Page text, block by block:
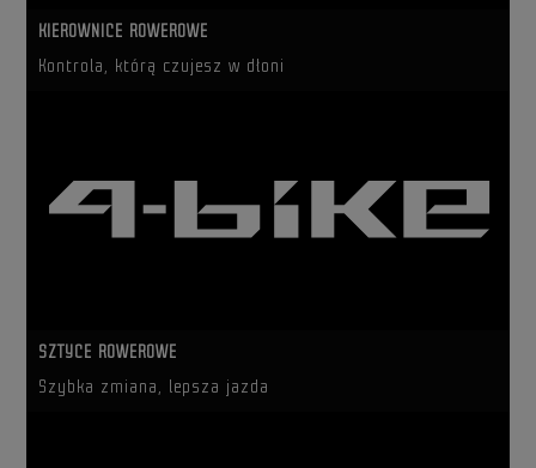
KIEROWNICE ROWEROWE
Kontrola, którą czujesz w dłoni
SZTYCE ROWEROWE
Szybka zmiana, lepsza jazda